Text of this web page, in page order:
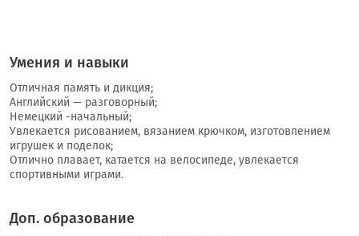
Умения и навыки
Отличная память и дикция;
Английский — разговорный;
Немецкий -начальный;
Увлекается рисованием, вязанием крючком, изготовлением
игрушек и поделок;
Отлично плавает, катается на велосипеде, увлекается
спортивными играми.
Доп. образование